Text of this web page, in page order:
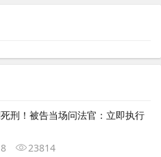
刑！被告当场问法官：立即执行
23814